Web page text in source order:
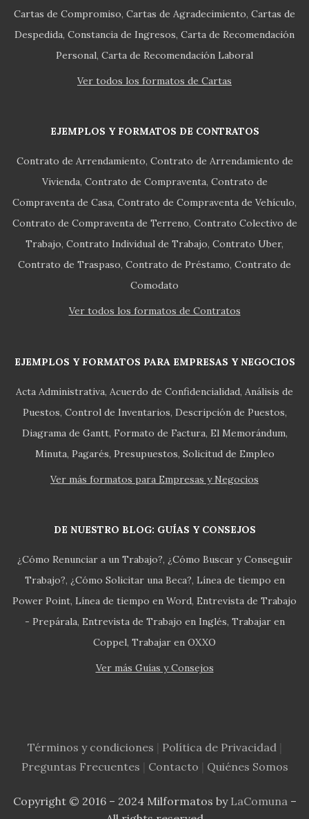
Cartas de Compromiso Cartas de Agradecimiento Cartas de
Despedida Constancia de Ingresos Carta de Recomendación
Personal Carta de Recomendación Laboral
Ver todos los formatos de Cartas
EJEMPLOS Y FORMATOS DE CONTRATOS
Contrato de Arrendamiento Contrato de Arrendamiento de
Vivienda Contrato de Compraventa Contrato de
Compraventa de Casa Contrato de Compraventa de Vehículo
Contrato de Compraventa de Terreno Contrato Colectivo de
Trabajo Contrato Individual de Trabajo Contrato Uber
Contrato de Traspaso Contrato de Préstamo Contrato de
Comodato
Ver todos los formatos de Contratos
EJEMPLOS Y FORMATOS PARA EMPRESAS Y NEGOCIOS
Acta Administrativa Acuerdo de Confidencialidad Análisis de
Puestos Control de Inventarios Descripción de Puestos
Diagrama de Gantt Formato de Factura El Memorándum
Minuta Pagarés Presupuestos Solicitud de Empleo
Ver más formatos para Empresas y Negocios
DE NUESTRO BLOG: GUÍAS Y CONSEJOS
¿Cómo Renunciar a un Trabajo? ¿Cómo Buscar y Conseguir
Trabajo? ¿Cómo Solicitar una Beca? Línea de tiempo en
Power Point Línea de tiempo en Word Entrevista de Trabajo
- Prepárala Entrevista de Trabajo en Inglés Trabajar en
Coppel Trabajar en OXXO
Ver más Guías y Consejos
Términos y condiciones Política de Privacidad|
Preguntas Frecuentes
Contacto Quiénes Somos
Copyright © 2016 – 2024 Milformatos by LaComuna–